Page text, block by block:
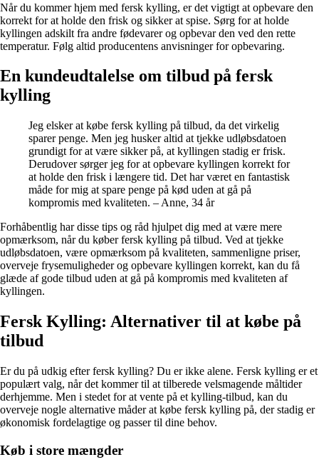
Når du kommer hjem med fersk kylling, er det vigtigt at opbevare den
korrekt for at holde den frisk og sikker at spise. Sørg for at holde
kyllingen adskilt fra andre fødevarer og opbevar den ved den rette
temperatur. Følg altid producentens anvisninger for opbevaring.
En kundeudtalelse om tilbud på fersk
kylling
Jeg elsker at købe fersk kylling på tilbud, da det virkelig
sparer penge. Men jeg husker altid at tjekke udløbsdatoen
grundigt for at være sikker på, at kyllingen stadig er frisk.
Derudover sørger jeg for at opbevare kyllingen korrekt for
at holde den frisk i længere tid. Det har været en fantastisk
måde for mig at spare penge på kød uden at gå på
kompromis med kvaliteten. – Anne, 34 år
Forhåbentlig har disse tips og råd hjulpet dig med at være mere
opmærksom, når du køber fersk kylling på tilbud. Ved at tjekke
udløbsdatoen, være opmærksom på kvaliteten, sammenligne priser,
overveje frysemuligheder og opbevare kyllingen korrekt, kan du få
glæde af gode tilbud uden at gå på kompromis med kvaliteten af
kyllingen.
Fersk Kylling: Alternativer til at købe på
tilbud
Er du på udkig efter fersk kylling? Du er ikke alene. Fersk kylling er et
populært valg, når det kommer til at tilberede velsmagende måltider
derhjemme. Men i stedet for at vente på et kylling-tilbud, kan du
overveje nogle alternative måder at købe fersk kylling på, der stadig er
økonomisk fordelagtige og passer til dine behov.
Køb i store mængder